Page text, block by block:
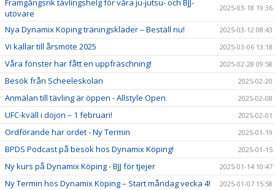
Framgångsrik tävlingshelg för våra ju-jutsu- och BJJ-
utövare
2025-03-18 19:36
Nya Dynamix Köping träningskläder – Beställ nu! 2025-03-12 08:43
Vi kallar till årsmöte 2025 2025-03-06 13:18
Våra fönster har fått en uppfräschning! 2025-02-28 09:58
Besök från Scheeleskolan 2025-02-20
Anmälan till tävling är öppen - Allstyle Open 2025-02-08
UFC-kväll i dojon – 1 februari! 2025-02-01
Ordförande har ordet - Ny Termin 2025-01-19
BPDS Podcast på besök hos Dynamix Köping! 2025-01-15
Ny kurs på Dynamix Köping - BJJ för tjejer 2025-01-14 10:47
Ny Termin hos Dynamix Köping – Start måndag vecka 4! 2025-01-07 15:58